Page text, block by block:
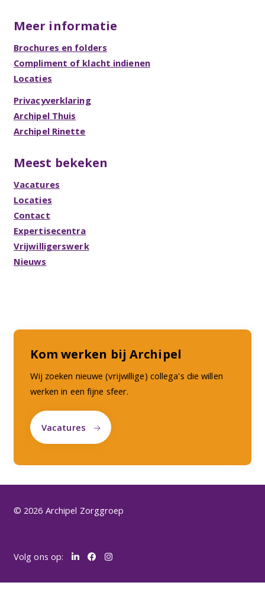
Meer informatie
Brochures en folders
Compliment of klacht indienen
Locaties
Privacyverklaring
Archipel Thuis
Archipel Rinette
Meest bekeken
Vacatures
Locaties
Contact
Expertisecentra
Vrijwilligerswerk
Nieuws
Kom werken bij Archipel
Wij zoeken nieuwe (vrijwillige) collega's die willen
werken in een fijne sfeer.
Vacatures
© 2026 Archipel Zorggroep
Volg ons op: